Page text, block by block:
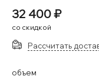
32 400 ₽
со скидкой
Рассчитать
объем